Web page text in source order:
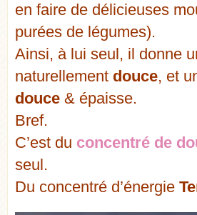
en faire de délicieuses
purées de légumes).
Ainsi, à lui seul, il donne
naturellement douce, et
douce & épaisse.
Bref.
C’est du concentré de
seul.
Du concentré d’énergie